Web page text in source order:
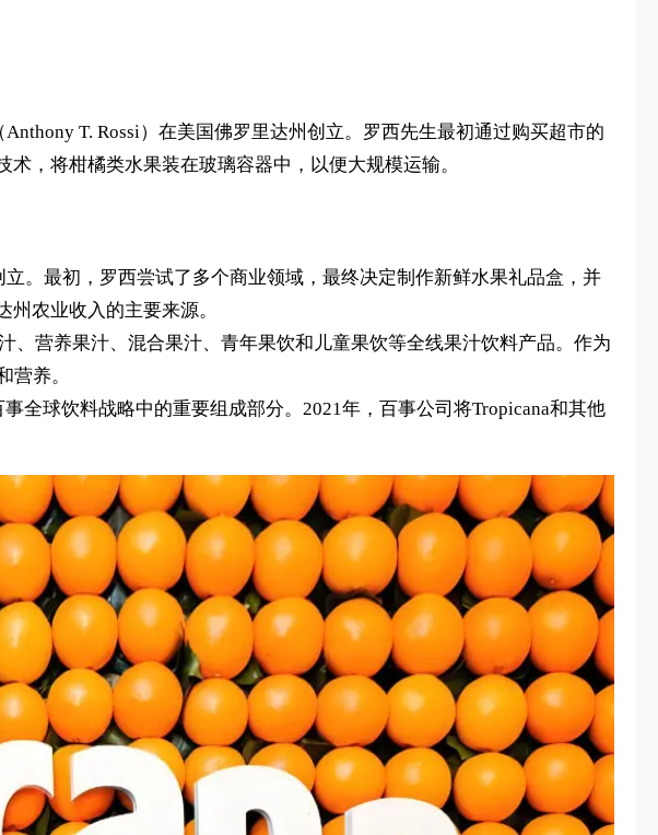
T. Rossi）在美国佛罗里达州创立。罗西先生最初通过购买超市的
，将柑橘类水果装在玻璃容器中，以便大规模运输。
。最初，罗西尝试了多个商业领域，最终决定制作新鲜水果礼品盒，并
农业收入的主要来源。
、营养果汁、混合果汁、青年果饮和儿童果饮等全线果汁饮料产品。作为
营养。
全球饮料战略中的重要组成部分。2021年，百事公司将Tropicana和其他